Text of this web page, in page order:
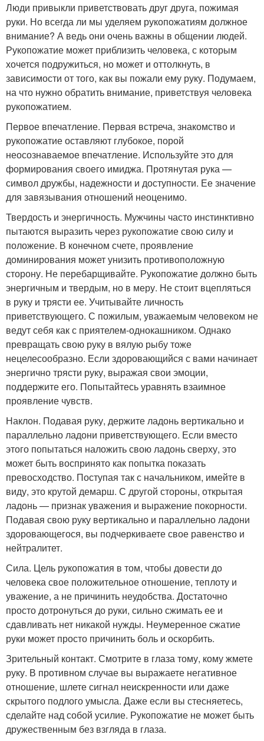
Люди привыкли приветствовать друг друга, пожимая
руки. Но всегда ли мы уделяем рукопожатиям должное
внимание? А ведь они очень важны в общении людей.
Рукопожатие может приблизить человека, с которым
хочется подружиться, но может и оттолкнуть, в
зависимости от того, как вы пожали ему руку. Подумаем,
на что нужно обратить внимание, приветствуя человека
рукопожатием.
Первое впечатление. Первая встреча, знакомство и
рукопожатие оставляют глубокое, порой
неосознаваемое впечатление. Используйте это для
формирования своего имиджа. Протянутая рука —
символ дружбы, надежности и доступности. Ее значение
для завязывания отношений неоценимо.
Твердость и энергичность. Мужчины часто инстинктивно
пытаются выразить через рукопожатие свою силу и
положение. В конечном счете, проявление
доминирования может унизить противоположную
сторону. Не перебарщивайте. Рукопожатие должно быть
энергичным и твердым, но в меру. Не стоит вцепляться
в руку и трясти ее. Учитывайте личность
приветствующего. С пожилым, уважаемым человеком не
ведут себя как с приятелем-однокашником. Однако
превращать свою руку в вялую рыбу тоже
нецелесообразно. Если здоровающийся с вами начинает
энергично трясти руку, выражая свои эмоции,
поддержите его. Попытайтесь уравнять взаимное
проявление чувств.
Наклон. Подавая руку, держите ладонь вертикально и
параллельно ладони приветствующего. Если вместо
этого попытаться наложить свою ладонь сверху, это
может быть воспринято как попытка показать
превосходство. Поступая так с начальником, имейте в
виду, это крутой демарш. С другой стороны, открытая
ладонь — признак уважения и выражение покорности.
Подавая свою руку вертикально и параллельно ладони
здоровающегося, вы подчеркиваете свое равенство и
нейтралитет.
Сила. Цель рукопожатия в том, чтобы довести до
человека свое положительное отношение, теплоту и
уважение, а не причинить неудобства. Достаточно
просто дотронуться до руки, сильно сжимать ее и
сдавливать нет никакой нужды. Неумеренное сжатие
руки может просто причинить боль и оскорбить.
Зрительный контакт. Смотрите в глаза тому, кому жмете
руку. В противном случае вы выражаете негативное
отношение, шлете сигнал неискренности или даже
скрытого подлого умысла. Даже если вы стесняетесь,
сделайте над собой усилие. Рукопожатие не может быть
дружественным без взгляда в глаза.